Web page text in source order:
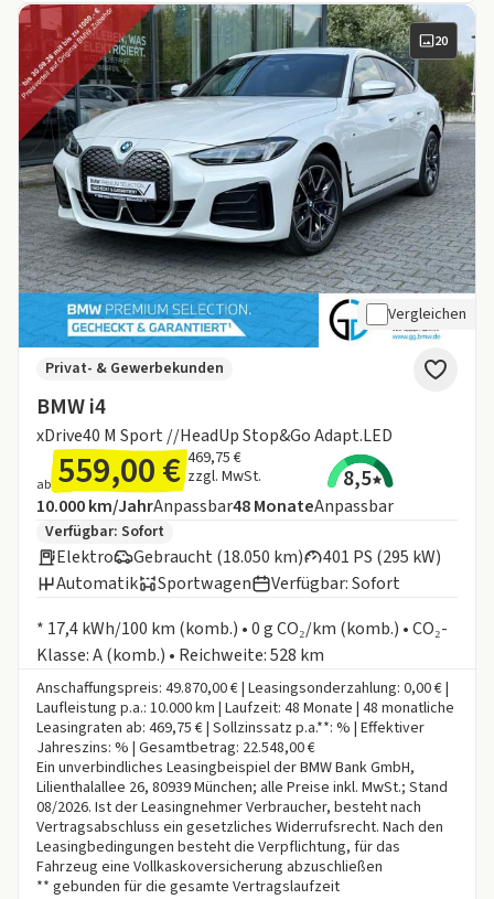
20
Vergleichen
BMW i4
xDrive40 M Sport //HeadUp Stop&Go Adapt.LED
Privat- & Gewerbekunden
ab 559,00 € 469,75 €
zzgl. MwSt.
8,5
Angebotsdetails:
Inklusive Laufleistung
10.000 km/JahrAnpassbarLaufzeit
48MonateAnpassbar
Zusätzliche Fahrzeuginformationen:
Verfügbar: Sofort
Elektro Gebraucht (18.050 km)
401 PS (295 kW)
Automatik
Sportwagen
Verfügbar: Sofort
* 17,4 kWh/100 km (komb.) • 0 g CO₂/km (komb.) • CO₂-
Klasse: A (komb.) • Reichweite: 528 km
Anschaffungspreis: 49.870,00 € | Leasingsonderzahlung: 0,00 € |
Laufleistung p.a.: 10.000 km | Laufzeit: 48 Monate | 48 monatliche
Leasingraten ab: 469,75 € | Sollzinssatz p.a.**: % | Effektiver
Jahreszins: % | Gesamtbetrag: 22.548,00 €
Ein unverbindliches Leasingbeispiel der BMW Bank GmbH,
Lilienthalallee 26, 80939 München; alle Preise inkl. MwSt.; Stand
08/2026. Ist der Leasingnehmer Verbraucher, besteht nach
Vertragsabschluss ein gesetzliches Widerrufsrecht. Nach den
Leasingbedingungen besteht die Verpflichtung, für das
Fahrzeug eine Vollkaskoversicherung abzuschließen
** gebunden für die gesamte Vertragslaufzeit